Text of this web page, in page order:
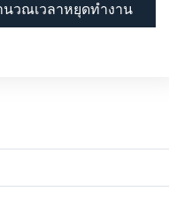
นวณเวลาหยุดทำงาน